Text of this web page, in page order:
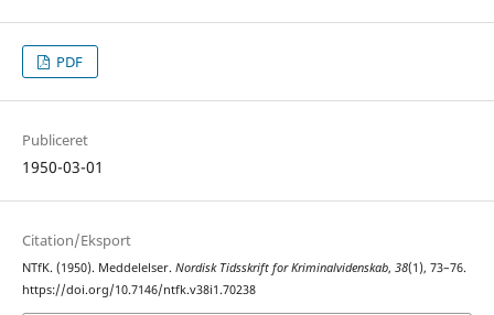
PDF
Publiceret
1950-03-01
Citation/Eksport
NTfK. (1950). Meddelelser. Nordisk Tidsskrift for Kriminalvidenskab, 38(1), 73–76.
https://doi.org/10.7146/ntfk.v38i1.70238